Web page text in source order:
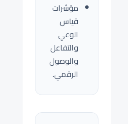
مؤشرات
قياس
الوعي
والتفاعل
والوصول
الرقمي.